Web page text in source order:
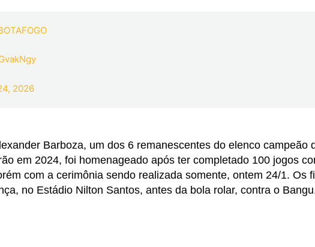
2026
Barboza, um dos 6 remanescentes do elenco campeão
em 2024, foi homenageado após ter completado 100 jogos
com a cerimônia sendo realizada somente, ontem 24/1. Os
no Estádio Nilton Santos, antes da bola rolar, contra o